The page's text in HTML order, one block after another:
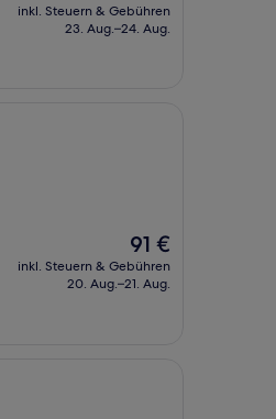
beträgt
inkl. Steuern & Gebühren
23. Aug.–24. Aug.
Der
Preis
beträgt
91 €
inkl. Steuern & Gebühren
20. Aug.–21. Aug.